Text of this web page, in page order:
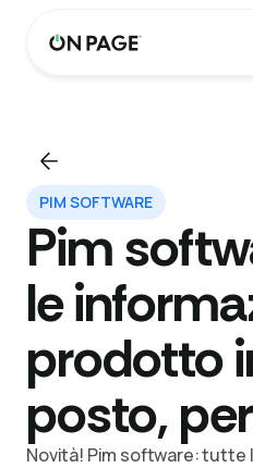
PIM SOFTWARE
Pim
le
prodotto
posto,
Novità! Pim software: tutte